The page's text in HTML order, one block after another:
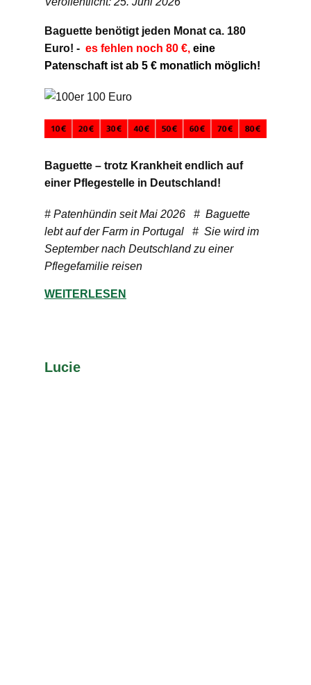
Baguette benötigt jeden Monat ca. 180
Euro! - es fehlen noch 80 €, eine
Patenschaft ist ab 5 € monatlich möglich!
Baguette – trotz Krankheit endlich auf
einer Pflegestelle in Deutschland!
# Patenhündin seit Mai 2026 # Baguette
lebt auf der Farm in Portugal # Sie wird im
September nach Deutschland zu einer
Pflegefamilie reisen
WEITERLESEN
Lucie